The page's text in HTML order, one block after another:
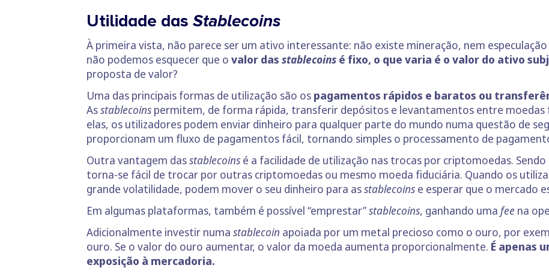
Utilidade das Stablecoins
À primeira vista, não parece ser um ativo interessante: não existe mineração, nem
não podemos esquecer que o valor das stablecoins é fixo, o que varia é o valor do ativo
proposta de valor?
Uma das principais formas de utilização são os pagamentos rápidos e baratos ou
Asstablecoins permitem, de forma rápida, transferir depósitos e levantamentos entre moedas
elas, os utilizadores podem enviar dinheiro para qualquer parte do mundo numa questão de
proporcionam um fluxo de pagamentos fácil, tornando simples o processamento de
Outra vantagem dasstablecoins é a facilidade de utilização nas trocas por criptomoedas.
torna-se fácil de trocar por outras criptomoedas ou mesmo moeda fiduciária. Quando os
grande volatilidade, podem mover o seu dinheiro para asstablecoins e esperar que o mercado
Em algumas plataformas, também é possível “emprestar”stablecoins, ganhando uma fee na
Adicionalmente investir numa stablecoin apoiada por um metal precioso como o ouro, por
ouro. Se o valor do ouro aumentar, o valor da moeda aumenta proporcionalmente. É apenas
exposição à mercadoria.